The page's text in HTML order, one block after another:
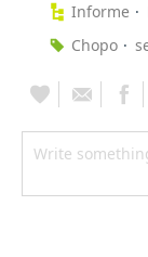
Informe
Chopo